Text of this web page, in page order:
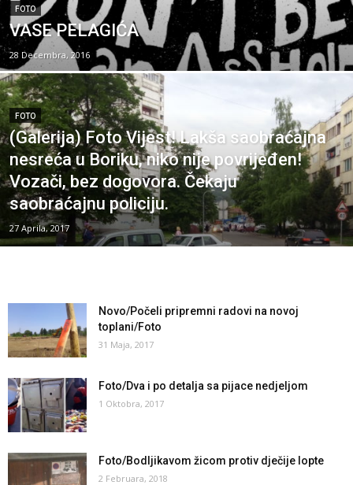
FOTO
VASE PELAGIĆA
28 Decembra, 2016
FOTO
(Galerija) Foto Vijest! Lakša saobraćajna
nesreća u Boriku, niko nije povrijeđen!
Vozači, bez dogovora. Čekaju
saobraćajnu policiju.
27 Aprila, 2017
Novo/Počeli pripremni radovi na novoj
toplani/Foto
31 Maja, 2017
Foto/Dva i po detalja sa pijace nedjeljom
1 Oktobra, 2017
Foto/Bodljikavom žicom protiv dječije lopte
2 Februara, 2018